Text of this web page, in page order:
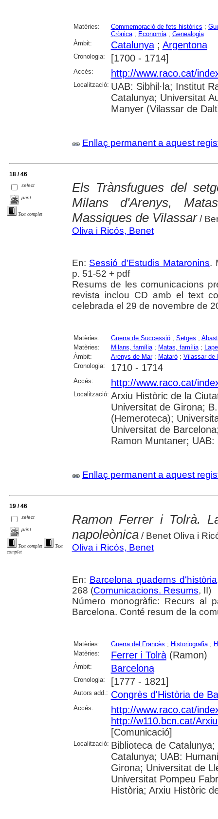
Matèries: Commemoració de fets històrics ;
Crònica; Economia; Genealogia
Àmbit:
Catalunya; Argentona
Cronologia: [1700 - 1714]
Accés: http://www.raco.cat/
Localització: UAB: Sibhil·la; Institut
Catalunya; Universitat
Manyer (Vilassar de
Enllaç permanent a aquest
18 / 46
select
print
Text complet
Els Trànsfugues del
Milans d'Arenys,
Massiques de Vilassar/
Oliva i Ricós, Benet
En: Sessió d'Estudis Mataronins.
p. 51-52 + pdf
Resums de les comunicacions
revista inclou CD amb el text
celebrada el 29 de novembre de
Matèries: Guerra de Successió; Setges ;
Matèries:
Milans, família; Matas, família;
Àmbit:
Arenys de Mar; Mataró; Vilassar de
Cronologia:
1710 - 1714
Accés: http://www.raco.cat/
Localització: Arxiu Històric de la
Universitat de Girona;
(Hemeroteca);
Universitat de
Ramon Muntaner; UAB:
Enllaç permanent a aquest
19 / 46
select
print
Text complet
Text
complet
Ramon Ferrer i Tolrà.
napoleònica/ Benet Oliva i
Oliva i Ricós, Benet
En: Barcelona quaderns d'història
268 (Comunicacions. Resums, II)
Número monogràfic: Recurs al
Barcelona. Conté resum de la
Matèries: Guerra del Francès ; Historiografia;
Matèries:
Ferrer i Tolrà(Ramon)
Àmbit: Barcelona
Cronologia: [1777 - 1821]
Autors add.: Congrès d'Història de
Accés:
http://www.raco.cat/
http://w110.bcn.cat/
[Comunicació]
Localització: Biblioteca de
Catalunya; UAB:
Girona; Universitat de
Universitat Pompeu
Història; Arxiu Històric